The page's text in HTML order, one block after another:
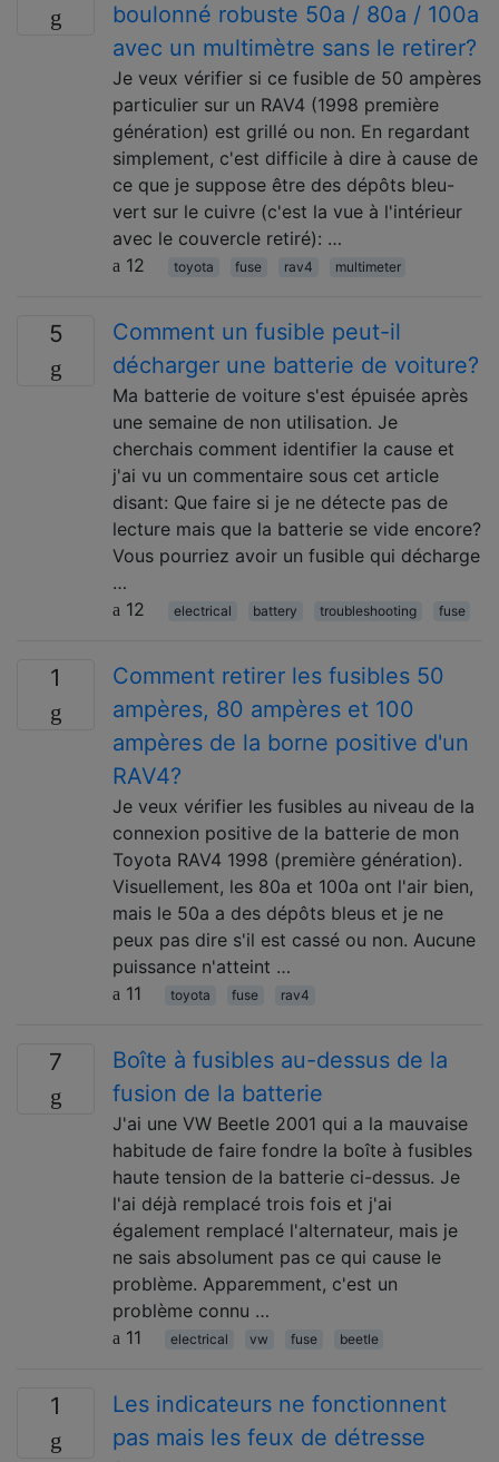
boulonné robuste 50a / 80a / 100a
avec un multimètre sans le retirer?
Je veux vérifier si ce fusible de 50 ampères
particulier sur un RAV4 (1998 première
génération) est grillé ou non. En regardant
simplement, c'est difficile à dire à cause de
ce que je suppose être des dépôts bleu-
vert sur le cuivre (c'est la vue à l'intérieur
avec le couvercle retiré): …
12
toyota fuse rav4 multimeter
5
Comment un fusible peut-il
décharger une batterie de voiture?
Ma batterie de voiture s'est épuisée après
une semaine de non utilisation. Je
cherchais comment identifier la cause et
j'ai vu un commentaire sous cet article
disant: Que faire si je ne détecte pas de
lecture mais que la batterie se vide encore?
Vous pourriez avoir un fusible qui décharge
…
12
electrical battery troubleshooting fuse
1
Comment retirer les fusibles 50
ampères, 80 ampères et 100
ampères de la borne positive d'un
RAV4?
Je veux vérifier les fusibles au niveau de la
connexion positive de la batterie de mon
Toyota RAV4 1998 (première génération).
Visuellement, les 80a et 100a ont l'air bien,
mais le 50a a des dépôts bleus et je ne
peux pas dire s'il est cassé ou non. Aucune
puissance n'atteint …
11
toyota fuse rav4
7
Boîte à fusibles au-dessus de la
fusion de la batterie
J'ai une VW Beetle 2001 qui a la mauvaise
habitude de faire fondre la boîte à fusibles
haute tension de la batterie ci-dessus. Je
l'ai déjà remplacé trois fois et j'ai
également remplacé l'alternateur, mais je
ne sais absolument pas ce qui cause le
problème. Apparemment, c'est un
problème connu …
11
electrical vw fuse beetle
1
Les indicateurs ne fonctionnent
pas mais les feux de détresse